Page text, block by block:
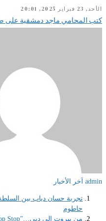
الأحد, 23 فبراير 2025, 20:01
كتب المحامي ماجد دمشقية على
admin اَخر الأخبار
تجربة حسان دياب بين
حاطوم